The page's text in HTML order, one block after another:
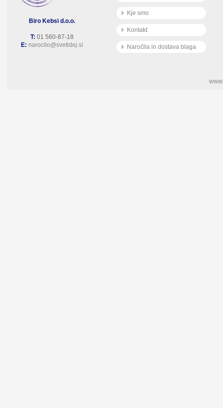
Biro Kebsi d.o.o.
T: 01 560-87-18
E: narocilo@svetidej.si
Kje smo
Kontakt
Naročila in dostava blaga